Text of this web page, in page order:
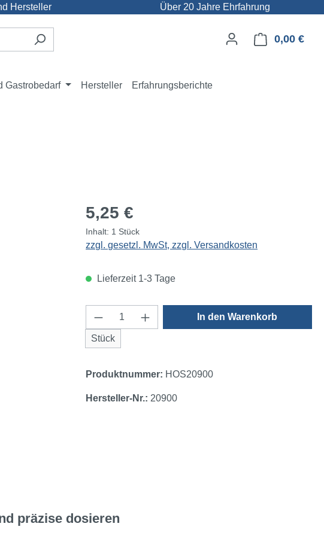
Hersteller Über 20 Jahre Ehrfahrung
0,00 €
Gastrobedarf Hersteller Erfahrungsberichte
Regulärer Preis:
5,25 €
Inhalt: 1 Stück
zzgl. gesetzl. MwSt, zzgl. Versandkosten
Lieferzeit 1-3 Tage
Produkt Anzahl: Gib den
Stück
In den Warenkorb
Produktnummer: HOS20900
Hersteller-Nr.: 20900
präzise dosieren